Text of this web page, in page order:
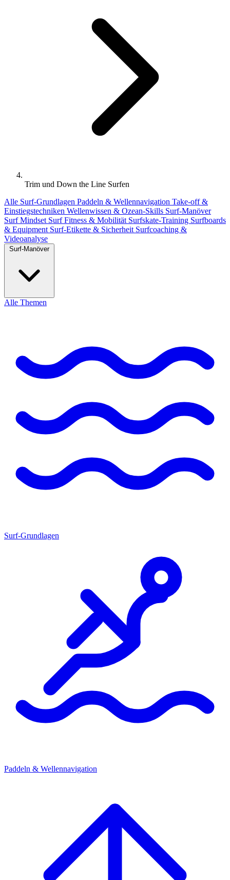
Trim und Down the Line Surfen
Alle Surf-Grundlagen Paddeln & Wellennavigation Take-off &
Einstiegstechniken Wellenwissen & Ozean-Skills Surf-Manöver
Surf Mindset Surf Fitness & Mobilität Surfskate-Training Surfboards
& Equipment Surf-Etikette & Sicherheit Surfcoaching &
Videoanalyse
Surf-Manöver
Alle Themen
Surf-Grundlagen
Paddeln & Wellennavigation